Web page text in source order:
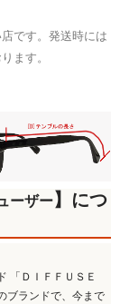
です。発送時には
ます。
ーザー】につ
「ＤＩＦＦＵＳＥ
ブランドで、今まで